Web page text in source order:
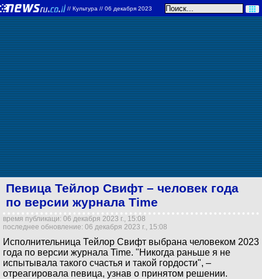
// Культура // 06 декабря 2023
Певица Тейлор Свифт – человек года
по версии журнала Time
время публикаци: 06 декабря 2023 г., 15:08
последнее обновление: 06 декабря 2023 г., 15:08
Исполнительница Тейлор Свифт выбрана человеком 2023
года по версии журнала Time. "Никогда раньше я не
испытывала такого счастья и такой гордости", –
отреагировала певица, узнав о принятом решении.